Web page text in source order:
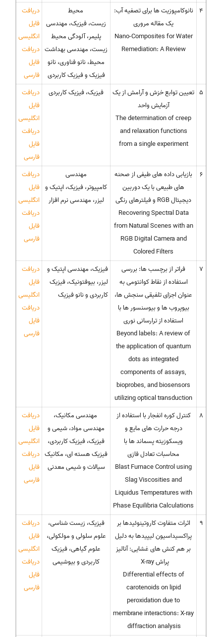
4
نانوکامپوزیت ها برای تصفیه آب:
یک مقاله مروری
Nano-Composites for Water
Remediation: A Review
محیط
زیست، فیزیک، مهندسی
پلیمر، آلودگی محیط
زیست، مهندسی بهداشت
محیط، نانو فناوری، نانو
فیزیک و فیزیک کاربردی
دریافت
فایل
انگلیسی
دریافت
فایل
فارسی
5 تعیین توابع خزش و آرامش از یک
آزمایش واحد
The determination of creep
and relaxation functions
from a single experiment
فیزیک، فیزیک کاربردی
دریافت
فایل
انگلیسی
دریافت
فایل
فارسی
6
بازیابی داده های طیفی از صحنه
های طبیعی با یک دوربین
دیجیتال RGB و فیلترهای رنگی
Recovering Spectral Data
from Natural Scenes with an
RGB Digital Camera and
Colored Filters
مهندسی
کامپیوتر، فیزیک، اپتیک و
لیزر، مهندسی نرم افزار
دریافت
فایل
انگلیسی
دریافت
فایل
فارسی
7
فراتر از برچسب ها: بررسی
استفاده از نقاط کوانتومی به
عنوان اجزای تلفیقی سنجش ها،
بیوپروب ها و بیوسنسور ها با
استفاده از ترارسانی نوری
Beyond labels: A review of
the application of quantum
dots as integrated
components of assays,
bioprobes, and biosensors
utilizing optical transduction
فیزیک، مهندسی اپتیک و
لیزر، بیوفتونیک، فیزیک
کاربردی و نانو فیزیک
دریافت
فایل
انگلیسی
دریافت
فایل
فارسی
8
کنترل کوره انفجار با استفاده از
درجه حرارت های مایع و
ویسکوزیته پسماند ها با
محاسبات تعادل فازی
Blast Furnace Control using
Slag Viscosities and
Liquidus Temperatures with
Phase Equilibria Calculations
مهندسی مکانیک،
مهندسی مواد، شیمی و
فیزیک، فیزیک کاربردی،
فیزیک هسته ای، مکانیک
سیالات و شیمی معدنی
دریافت
فایل
انگلیسی
دریافت
فایل
فارسی
9
اثرات متفاوت کاروتینوئیدها بر
پراکسیداسیون لیپیدها به دلیل
بر هم کنش های غشایی: آنالیز
پراش X-ray
Differential effects of
carotenoids on lipid
peroxidation due to
membrane interactions: X-ray
diffraction analysis
فیزیک، زیست شناسی،
علوم سلولی و مولکولی،
علوم گیاهی، فیزیک
کاربردی و بیوشیمی
دریافت
فایل
انگلیسی
دریافت
فایل
فارسی